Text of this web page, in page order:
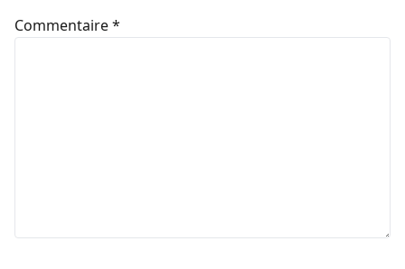
Commentaire*